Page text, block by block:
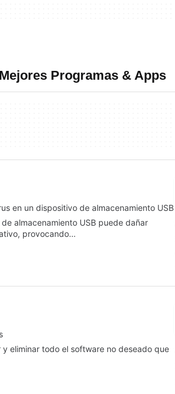
Programas & Apps
en un dispositivo de almacenamiento USB
almacenamiento USB puede dañar
provocando…
eliminar todo el software no deseado que